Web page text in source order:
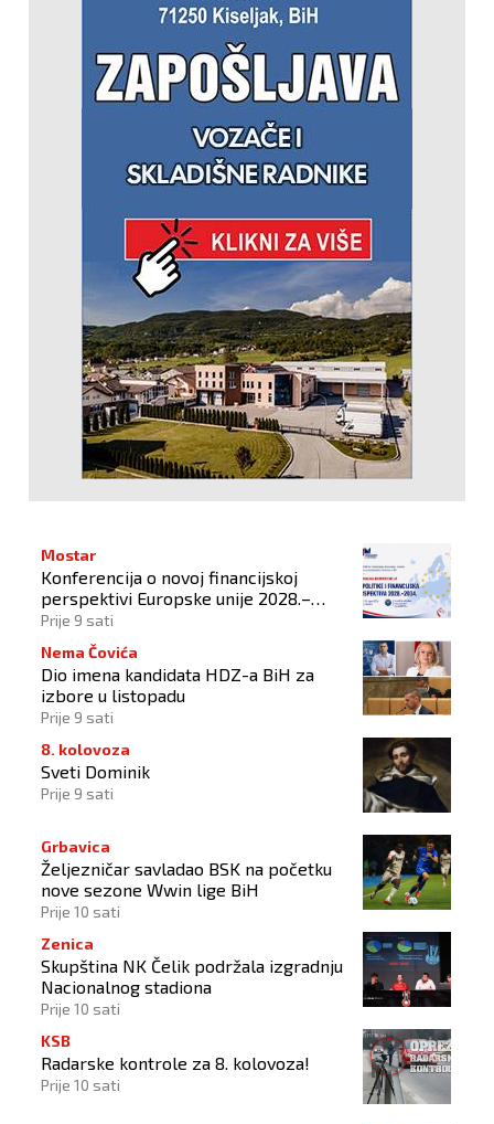
Mostar
Konferencija o novoj financijskoj
perspektivi Europske unije 2028.–
2034.
Prije 9 sati
Nema Čovića
Dio imena kandidata HDZ-a BiH za
izbore u listopadu
Prije 9 sati
8. kolovoza
Sveti Dominik
Prije 9 sati
Grbavica
Željezničar savladao BSK na početku
nove sezone Wwin lige BiH
Prije 10 sati
Zenica
Skupština NK Čelik podržala izgradnju
Nacionalnog stadiona
Prije 10 sati
KSB
Radarske kontrole za 8. kolovoza!
Prije 10 sati